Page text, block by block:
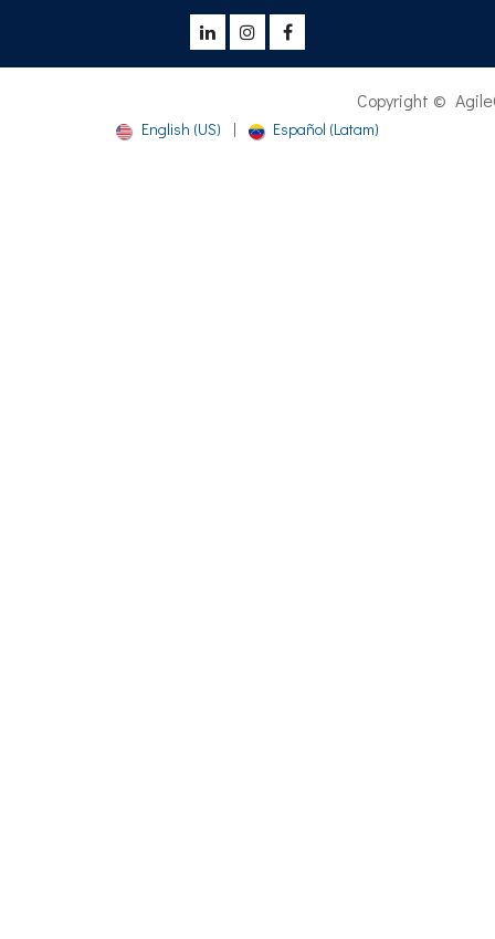
Copyright © AgileCheck® -
English (US) | Español (Latam)